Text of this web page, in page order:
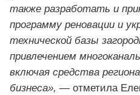
также разработать и
программу реновации и
технической базы
привлечением
включая средства
бизнеса», — отметила